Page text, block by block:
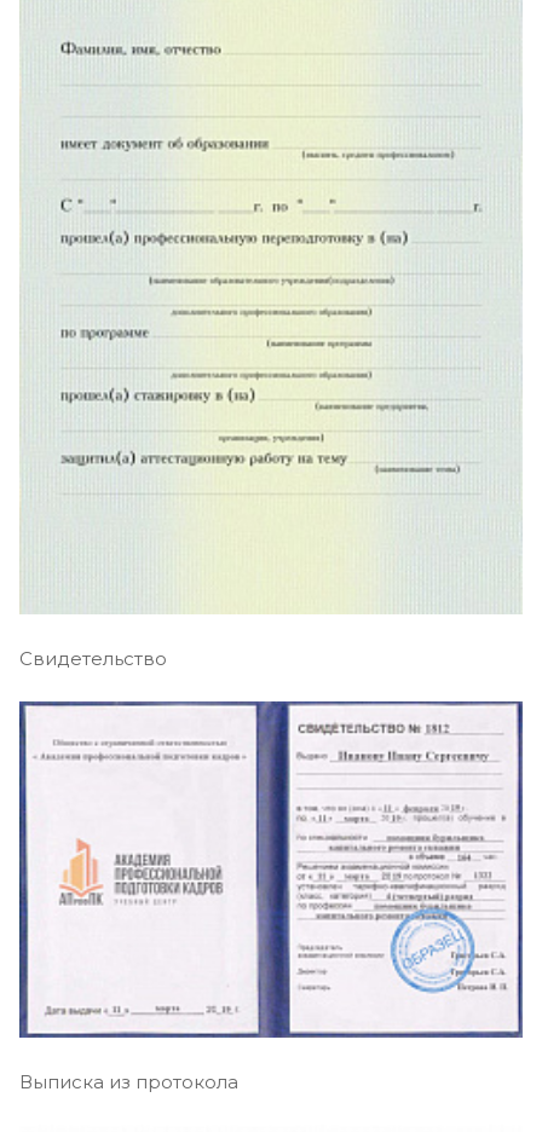
Свидетельство
Выписка из протокола